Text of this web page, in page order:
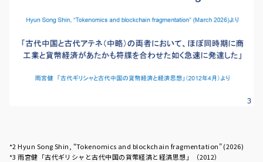
*2 Hyun Song Shin, “Tokenomics and blockchain fragmentation” (2026)
*3 雨宮健「古代ギリシャと古代中国の貨幣経済と経済思想」（2012）